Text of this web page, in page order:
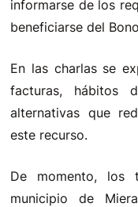
informarse de los
beneficiarse del
En las charlas se
facturas, hábitos
alternativas que
este recurso.
De momento, los
municipio de